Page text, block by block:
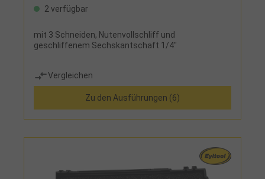
2 verfügbar
mit 3 Schneiden, Nutenvollschliff und
geschliffenem Sechskantschaft 1/4"
Vergleichen
Zu den Ausführungen (6)